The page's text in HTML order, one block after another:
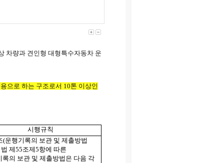
차량과 견인형 대형특수자동차 운
으로 하는 구조로서 10톤 이상인
시행규칙
(운행기록의 보관 및 제출방법
제55조제5항에 따른
록의 보관 및 제출방법은 다음 각